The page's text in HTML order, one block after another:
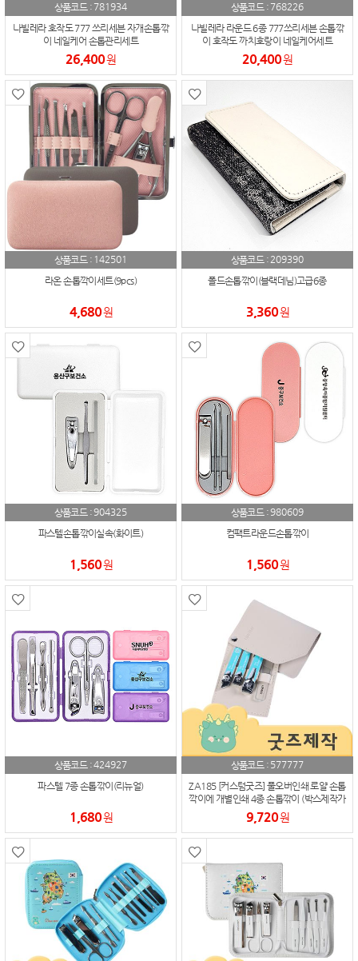
상품코드 : 781934
나빌레라 호작도 777 쓰리세븐 자개손톱깎
이 네일케어 손톱관리세트
26,400원
상품코드 : 768226
나빌레라 라운드 6종 777쓰리세븐 손톱깎
이 호작도 까치호랑이 네일케어세트
20,400원
상품코드 : 142501
라온 손톱깍이세트(9pcs)
4,680원
상품코드 :209390
폴드손톱깎이(블랙데님)고급6종
3,360원
상품코드 :904325
파스텔손톱깎이실속(화이트)
1,560원
상품코드 :980609
컴팩트라운드손톱깎이
1,560원
상품코드 :424927
파스텔 7종 손톱깎이(리뉴얼)
1,680원
상품코드 : 577777
ZA185 [커스텀굿즈] 풀오버인쇄 로얄 손톱
깍이에 개별인쇄 4종 손톱깎이 (박스제작가
능)
9,720원